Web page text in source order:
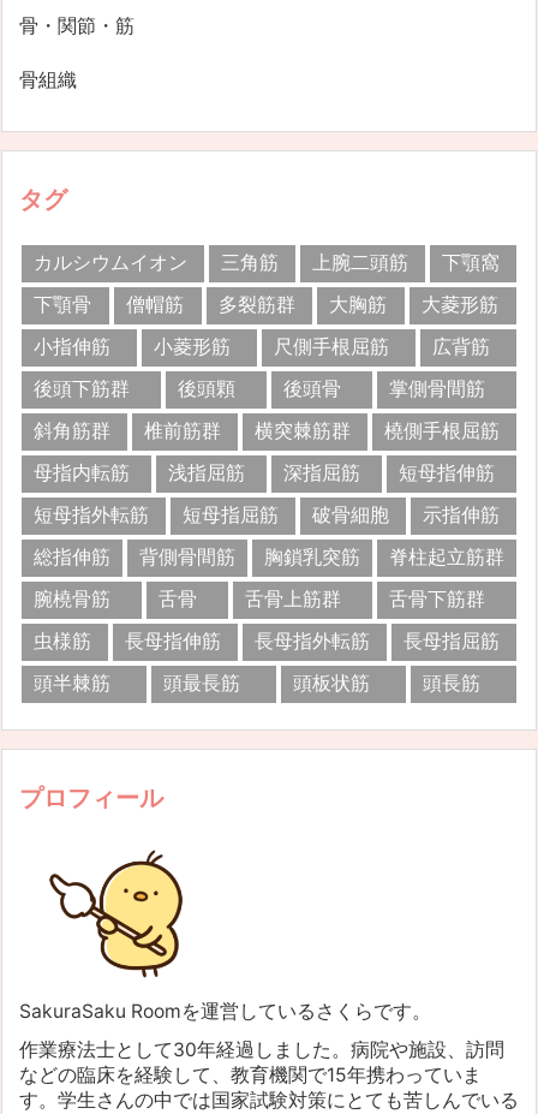
骨・関節・筋
骨組織
タグ
カルシウムイオン 三角筋 上腕二頭筋
下顎窩
下顎骨
僧帽筋 多裂筋群 大胸筋
大菱形筋
小指伸筋
小菱形筋 尺側手根屈筋
広背筋
後頭下筋群
後頭顆 後頭骨
掌側骨間筋
斜角筋群
椎前筋群 横突棘筋群
橈側手根屈筋
母指内転筋
浅指屈筋 深指屈筋
短母指伸筋
短母指外転筋
短母指屈筋 破骨細胞
示指伸筋
総指伸筋
背側骨間筋 胸鎖乳突筋
脊柱起立筋群
腕橈骨筋
舌骨 舌骨上筋群
舌骨下筋群
虫様筋
長母指伸筋 長母指外転筋
長母指屈筋
頭半棘筋
頭最長筋 頭板状筋 頭長筋
プロフィール
SakuraSaku Roomを運営しているさくらです。
作業療法士として30年経過しました。病院や施設、訪問
などの臨床を経験して、教育機関で15年携わっていま
す。学生さんの中では国家試験対策にとても苦しんでいる